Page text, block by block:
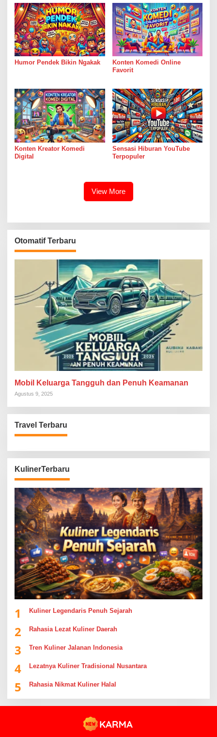
Humor Pendek Bikin Ngakak
Konten Komedi Online
Favorit
Konten Kreator Komedi
Digital
Sensasi Hiburan YouTube
Terpopuler
View More
Otomatif Terbaru
Mobil Keluarga Tangguh dan Penuh Keamanan
Agustus 9, 2025
Travel Terbaru
KulinerTerbaru
1 Kuliner Legendaris Penuh Sejarah
2 Rahasia Lezat Kuliner Daerah
3 Tren Kuliner Jalanan Indonesia
4 Lezatnya Kuliner Tradisional Nusantara
5 Rahasia Nikmat Kuliner Halal